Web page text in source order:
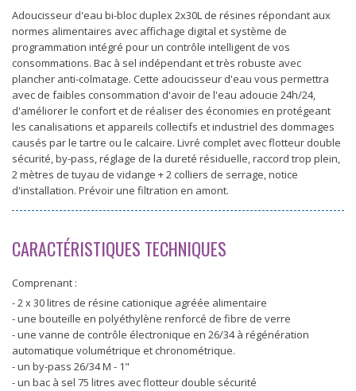
Adoucisseur d'eau bi-bloc duplex 2x30L de résines répondant aux
normes alimentaires avec affichage digital et système de
programmation intégré pour un contrôle intelligent de vos
consommations. Bac à sel indépendant et très robuste avec
plancher anti-colmatage. Cette adoucisseur d'eau vous permettra
avec de faibles consommation d'avoir de l'eau adoucie 24h/24,
d'améliorer le confort et de réaliser des économies en protégeant
les canalisations et appareils collectifs et industriel des dommages
causés par le tartre ou le calcaire. Livré complet avec flotteur double
sécurité, by-pass, réglage de la dureté résiduelle, raccord trop plein,
2 mètres de tuyau de vidange + 2 colliers de serrage, notice
d'installation. Prévoir une filtration en amont.
CARACTÉRISTIQUES TECHNIQUES
Comprenant :
- 2 x 30 litres de résine cationique agréée alimentaire
- une bouteille en polyéthylène renforcé de fibre de verre
- une vanne de contrôle électronique en 26/34 à régénération
automatique volumétrique et chronométrique.
- un by-pass 26/34 M - 1"
- un bac à sel 75 litres avec flotteur double sécurité